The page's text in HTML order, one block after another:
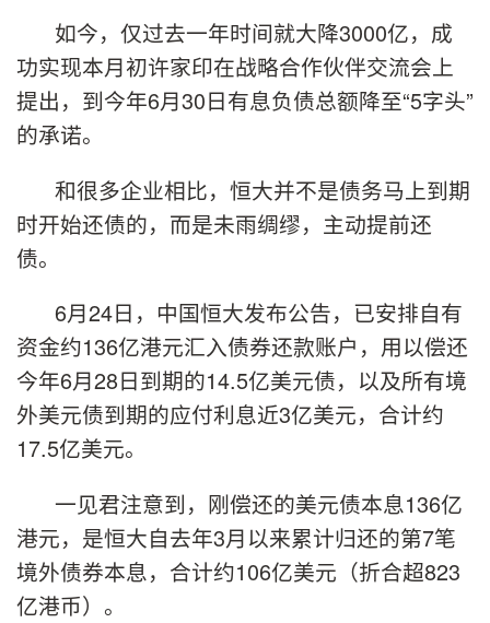
如今，仅过去一年时间就大降3000亿，成
功实现本月初许家印在战略合作伙伴交流会上
提出，到今年6月30日有息负债总额降至“5字头”
的承诺。
和很多企业相比，恒大并不是债务马上到期
时开始还债的，而是未雨绸缪，主动提前还
债。
6月24日，中国恒大发布公告，已安排自有
资金约136亿港元汇入债券还款账户，用以偿还
今年6月28日到期的14.5亿美元债，以及所有境
外美元债到期的应付利息近3亿美元，合计约
17.5亿美元。
一见君注意到，刚偿还的美元债本息136亿
港元，是恒大自去年3月以来累计归还的第7笔
境外债券本息，合计约106亿美元（折合超823
亿港币）。